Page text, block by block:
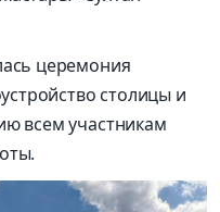
церемония
столицы и
всем участникам